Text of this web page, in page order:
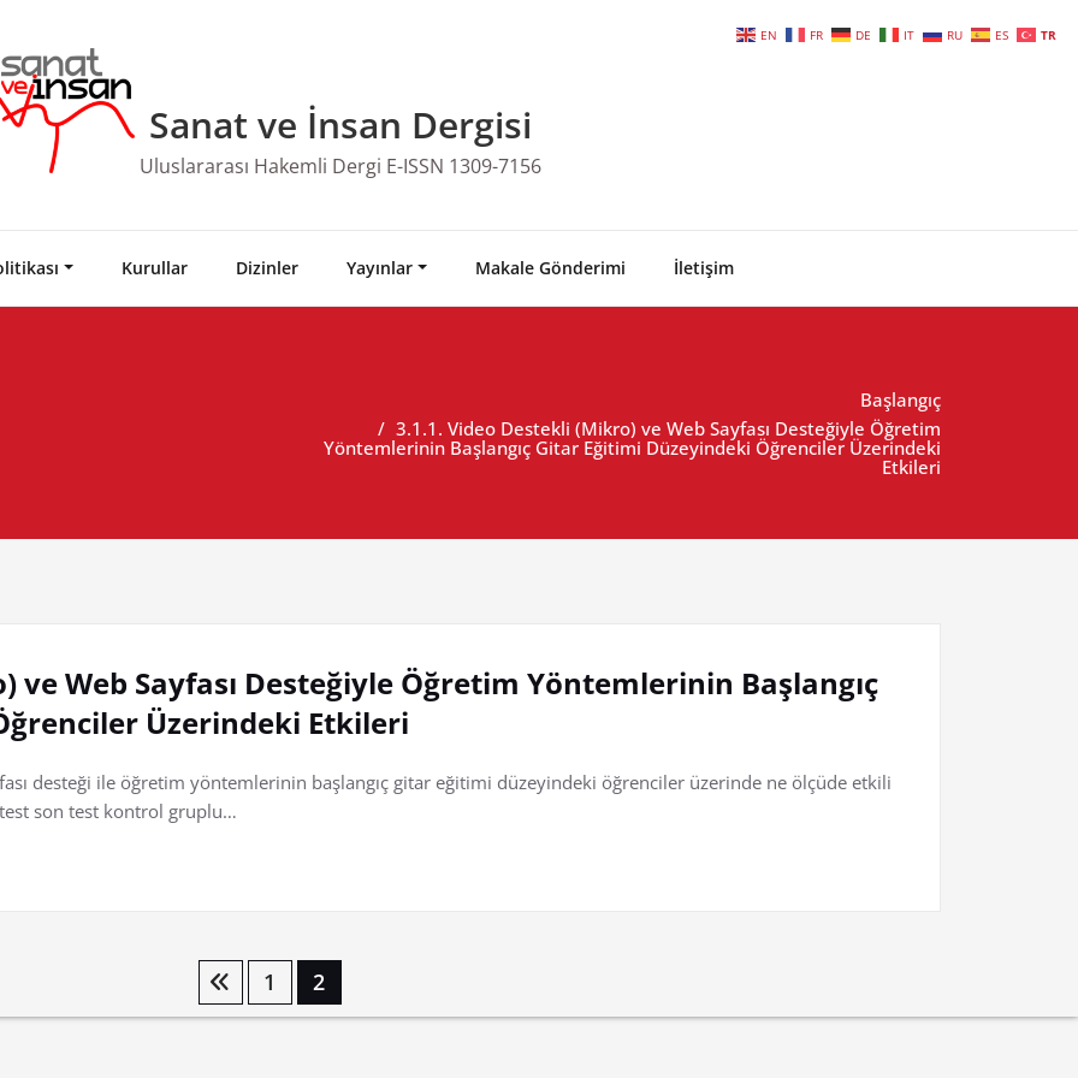
Sanat ve İnsan Dergisi
Uluslararası Hakemli Dergi E-ISSN 1309-7156
Kurullar Dizinler Yayınlar Makale Gönderimi İletişim
Başlangıç
3.1.1. Video Destekli (Mikro) ve Web Sayfası Desteğiyle Öğretim
Yöntemlerinin Başlangıç Gitar Eğitimi Düzeyindeki Öğrenciler Üzerindeki
Etkileri
ve Web Sayfası Desteğiyle Öğretim Yöntemlerinin Başlangıç
Üzerindeki Etkileri
desteği ile öğretim yöntemlerinin başlangıç gitar eğitimi düzeyindeki öğrenciler üzerinde ne ölçüde etkili
son test kontrol gruplu…
1 2
EN FR DE IT RU ES TR